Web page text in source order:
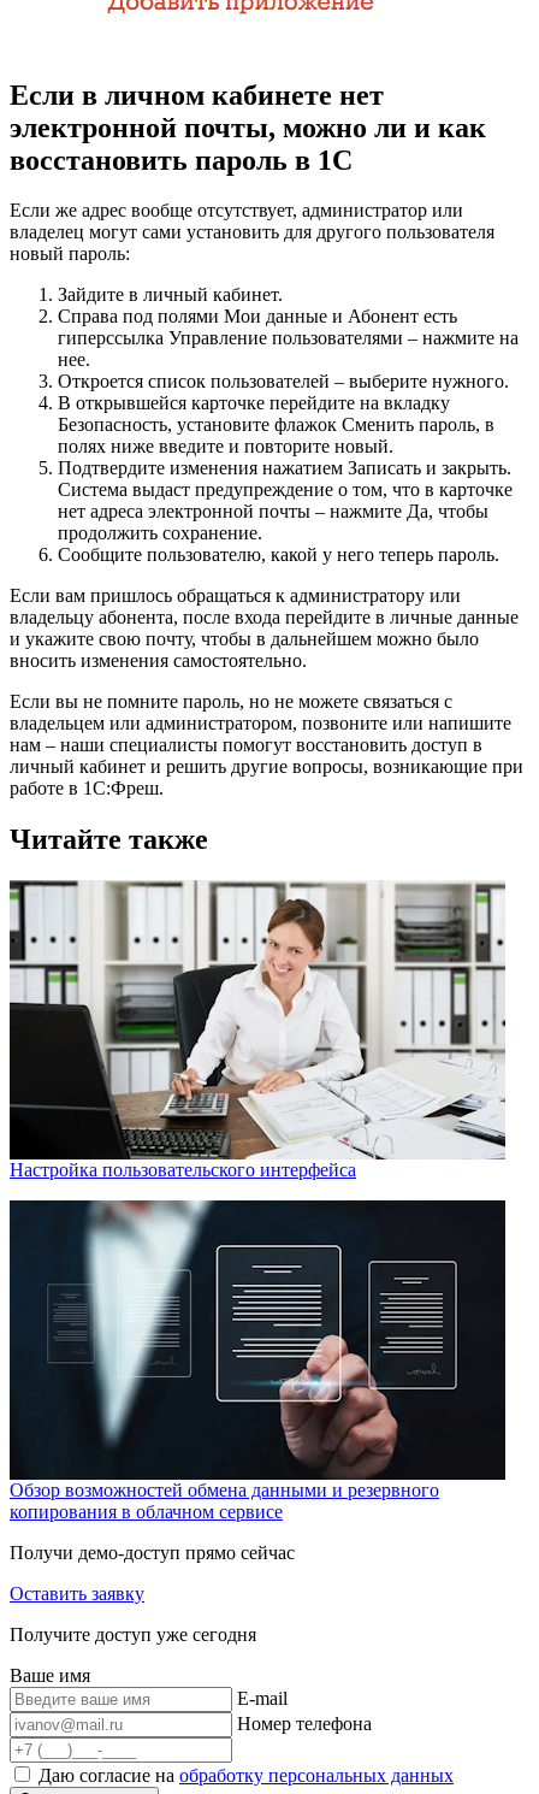
Если в личном кабинете нет
электронной почты, можно ли и как
восстановить пароль в 1С
Если же адрес вообще отсутствует, администратор или
владелец могут сами установить для другого пользователя
новый пароль:
Зайдите в личный кабинет.
Справа под полями Мои данные и Абонент есть
гиперссылка Управление пользователями – нажмите на
нее.
Откроется список пользователей – выберите нужного.
В открывшейся карточке перейдите на вкладку
Безопасность, установите флажок Сменить пароль, в
полях ниже введите и повторите новый.
Подтвердите изменения нажатием Записать и закрыть.
Система выдаст предупреждение о том, что в карточке
нет адреса электронной почты – нажмите Да, чтобы
продолжить сохранение.
Сообщите пользователю, какой у него теперь пароль.
Если вам пришлось обращаться к администратору или
владельцу абонента, после входа перейдите в личные данные
и укажите свою почту, чтобы в дальнейшем можно было
вносить изменения самостоятельно.
Если вы не помните пароль, но не можете связаться с
владельцем или администратором, позвоните или напишите
нам – наши специалисты помогут восстановить доступ в
личный кабинет и решить другие вопросы, возникающие при
работе в 1С:Фреш.
Читайте также
Настройка пользовательского интерфейса
Обзор возможностей обмена данными и резервного
копирования в облачном сервисе
Получи демо-доступ прямо сейчас
Оставить заявку
Получите доступ уже сегодня
Ваше имя
E-mail
Номер телефона
Даю согласие на обработку персональных данных